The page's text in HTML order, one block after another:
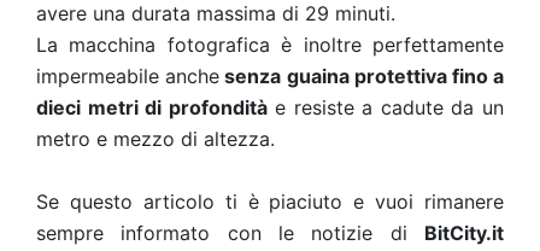
avere una durata massima di 29 minuti.
La macchina fotografica è inoltre perfettamente
impermeabile anche senza guaina protettiva fino a
dieci metri di profonditàe resiste a cadute da un
metro e mezzo di altezza.
Se questo articolo ti è piaciuto e vuoi rimanere
sempre informato con le notizie di BitCity.it